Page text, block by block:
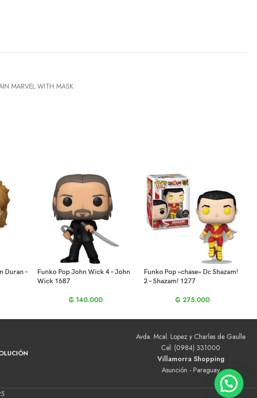
MARVEL WITH MASK
Duran –
Funko Pop John Wick 4 – John
Wick 1687
₲ 140.000
Funko Pop »chase» Dc Shazam!
2 – Shazam! 1277
₲ 275.000
Avda. Mcal. Lopez y Charles de Gaulle
Cel: (0984) 331000
Villamorra Shopping
Asunción - Paraguay